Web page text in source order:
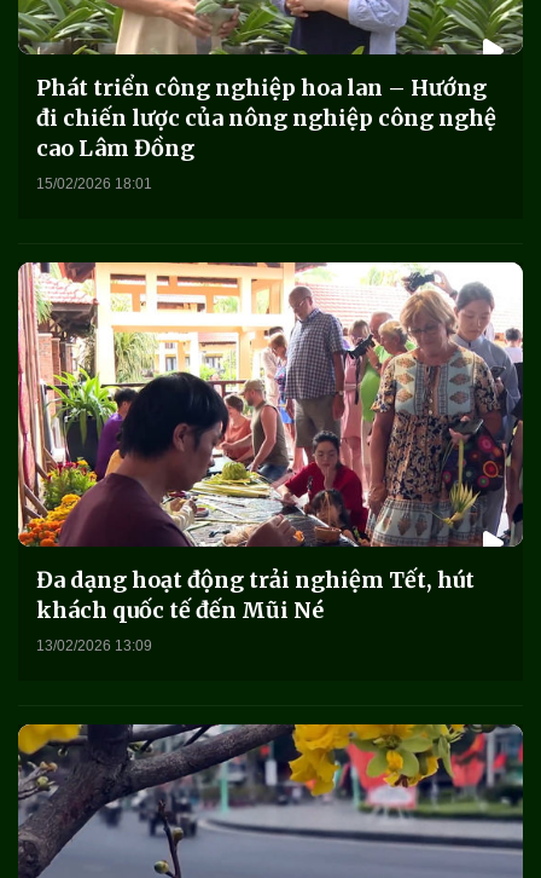
Phát triển công nghiệp hoa lan – Hướng
đi chiến lược của nông nghiệp công nghệ
cao Lâm Đồng
15/02/2026 18:01
Đa dạng hoạt động trải nghiệm Tết, hút
khách quốc tế đến Mũi Né
13/02/2026 13:09